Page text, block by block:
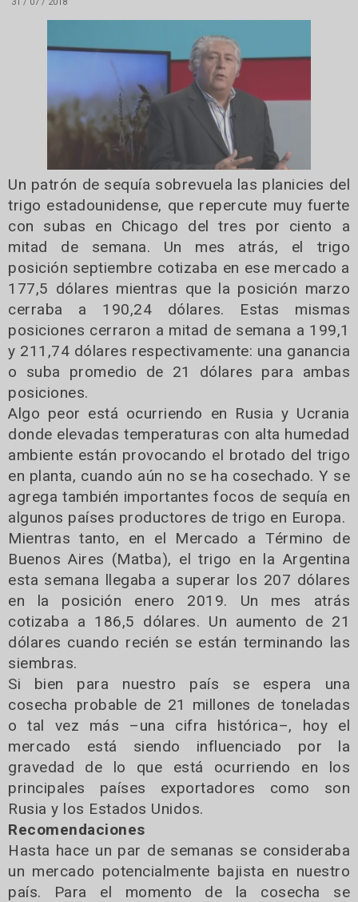
31 / 07 / 2018
Un patrón de sequía sobrevuela las planicies del
trigo estadounidense, que repercute muy fuerte
con subas en Chicago del tres por ciento a
mitad de semana. Un mes atrás, el trigo
posición septiembre cotizaba en ese mercado a
177,5 dólares mientras que la posición marzo
cerraba a 190,24 dólares. Estas mismas
posiciones cerraron a mitad de semana a 199,1
y 211,74 dólares respectivamente: una ganancia
o suba promedio de 21 dólares para ambas
posiciones.
Algo peor está ocurriendo en Rusia y Ucrania
donde elevadas temperaturas con alta humedad
ambiente están provocando el brotado del trigo
en planta, cuando aún no se ha cosechado. Y se
agrega también importantes focos de sequía en
algunos países productores de trigo en Europa.
Mientras tanto, en el Mercado a Término de
Buenos Aires (Matba), el trigo en la Argentina
esta semana llegaba a superar los 207 dólares
en la posición enero 2019. Un mes atrás
cotizaba a 186,5 dólares. Un aumento de 21
dólares cuando recién se están terminando las
siembras.
Si bien para nuestro país se espera una
cosecha probable de 21 millones de toneladas
o tal vez más –una cifra histórica–, hoy el
mercado está siendo influenciado por la
gravedad de lo que está ocurriendo en los
principales países exportadores como son
Rusia y los Estados Unidos.
Recomendaciones
Hasta hace un par de semanas se consideraba
un mercado potencialmente bajista en nuestro
país. Para el momento de la cosecha se